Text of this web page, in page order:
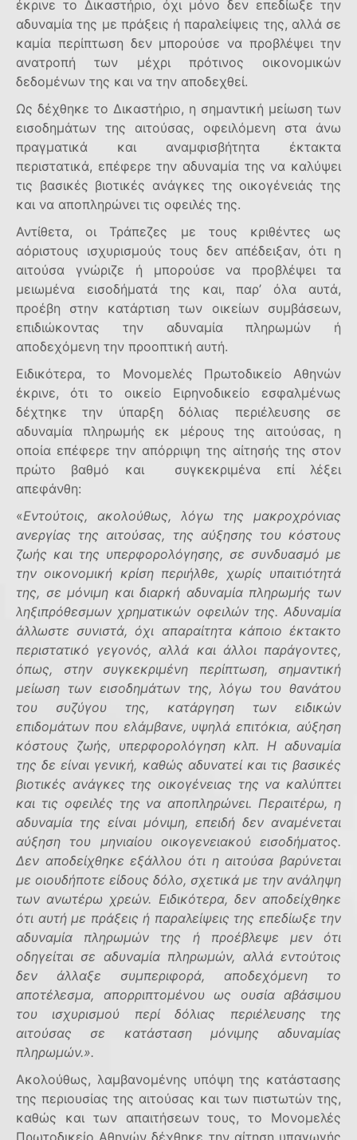
έκρινε το Δικαστήριο, όχι μόνο δεν επεδίωξε την
αδυναμία της με πράξεις ή παραλείψεις της, αλλά σε
καμία περίπτωση δεν μπορούσε να προβλέψει την
ανατροπή των μέχρι πρότινος οικονομικών
δεδομένων της και να την αποδεχθεί.
Ως δέχθηκε το Δικαστήριο, η σημαντική μείωση των
εισοδημάτων της αιτούσας, οφειλόμενη στα άνω
πραγματικά και αναμφισβήτητα έκτακτα
περιστατικά, επέφερε την αδυναμία της να καλύψει
τις βασικές βιοτικές ανάγκες της οικογένειάς της
και να αποπληρώνει τις οφειλές της.
Αντίθετα, οι Τράπεζες με τους κριθέντες ως
αόριστους ισχυρισμούς τους δεν απέδειξαν, ότι η
αιτούσα γνώριζε ή μπορούσε να προβλέψει τα
μειωμένα εισοδήματά της και, παρ’ όλα αυτά,
προέβη στην κατάρτιση των οικείων συμβάσεων,
επιδιώκοντας την αδυναμία πληρωμών ή
αποδεχόμενη την προοπτική αυτή.
Ειδικότερα, το Μονομελές Πρωτοδικείο Αθηνών
έκρινε, ότι το οικείο Ειρηνοδικείο εσφαλμένως
δέχτηκε την ύπαρξη δόλιας περιέλευσης σε
αδυναμία πληρωμής εκ μέρους της αιτούσας, η
οποία επέφερε την απόρριψη της αίτησής της στον
πρώτο βαθμό και συγκεκριμένα επί λέξει
απεφάνθη:
«Εντούτοις, ακολούθως, λόγω της μακροχρόνιας
ανεργίας της αιτούσας, της αύξησης του κόστους
ζωής και της υπερφορολόγησης, σε συνδυασμό με
την οικονομική κρίση περιήλθε, χωρίς υπαιτιότητά
της, σε μόνιμη και διαρκή αδυναμία πληρωμής των
ληξιπρόθεσμων χρηματικών οφειλών της. Αδυναμία
άλλωστε συνιστά, όχι απαραίτητα κάποιο έκτακτο
περιστατικό γεγονός, αλλά και άλλοι παράγοντες,
όπως, στην συγκεκριμένη περίπτωση, σημαντική
μείωση των εισοδημάτων της, λόγω του θανάτου
του συζύγου της, κατάργηση των ειδικών
επιδομάτων που ελάμβανε, υψηλά επιτόκια, αύξηση
κόστους ζωής, υπερφορολόγηση κλπ. Η αδυναμία
της δε είναι γενική, καθώς αδυνατεί και τις βασικές
βιοτικές ανάγκες της οικογένειας της να καλύπτει
και τις οφειλές της να αποπληρώνει. Περαιτέρω, η
αδυναμία της είναι μόνιμη, επειδή δεν αναμένεται
αύξηση του μηνιαίου οικογενειακού εισοδήματος.
Δεν αποδείχθηκε εξάλλου ότι η αιτούσα βαρύνεται
με οιουδήποτε είδους δόλο, σχετικά με την ανάληψη
των ανωτέρω χρεών. Ειδικότερα, δεν αποδείχθηκε
ότι αυτή με πράξεις ή παραλείψεις της επεδίωξε την
αδυναμία πληρωμών της ή προέβλεψε μεν ότι
οδηγείται σε αδυναμία πληρωμών, αλλά εντούτοις
δεν άλλαξε συμπεριφορά, αποδεχόμενη το
αποτέλεσμα, απορριπτομένου ως ουσία αβάσιμου
του ισχυρισμού περί δόλιας περιέλευσης της
αιτούσας σε κατάσταση μόνιμης αδυναμίας
πληρωμών.».
Ακολούθως, λαμβανομένης υπόψη της κατάστασης
της περιουσίας της αιτούσας και των πιστωτών της,
καθώς και των απαιτήσεων τους, το Μονομελές
Πρωτοδικείο Αθηνών δέχθηκε την αίτηση υπαγωγής